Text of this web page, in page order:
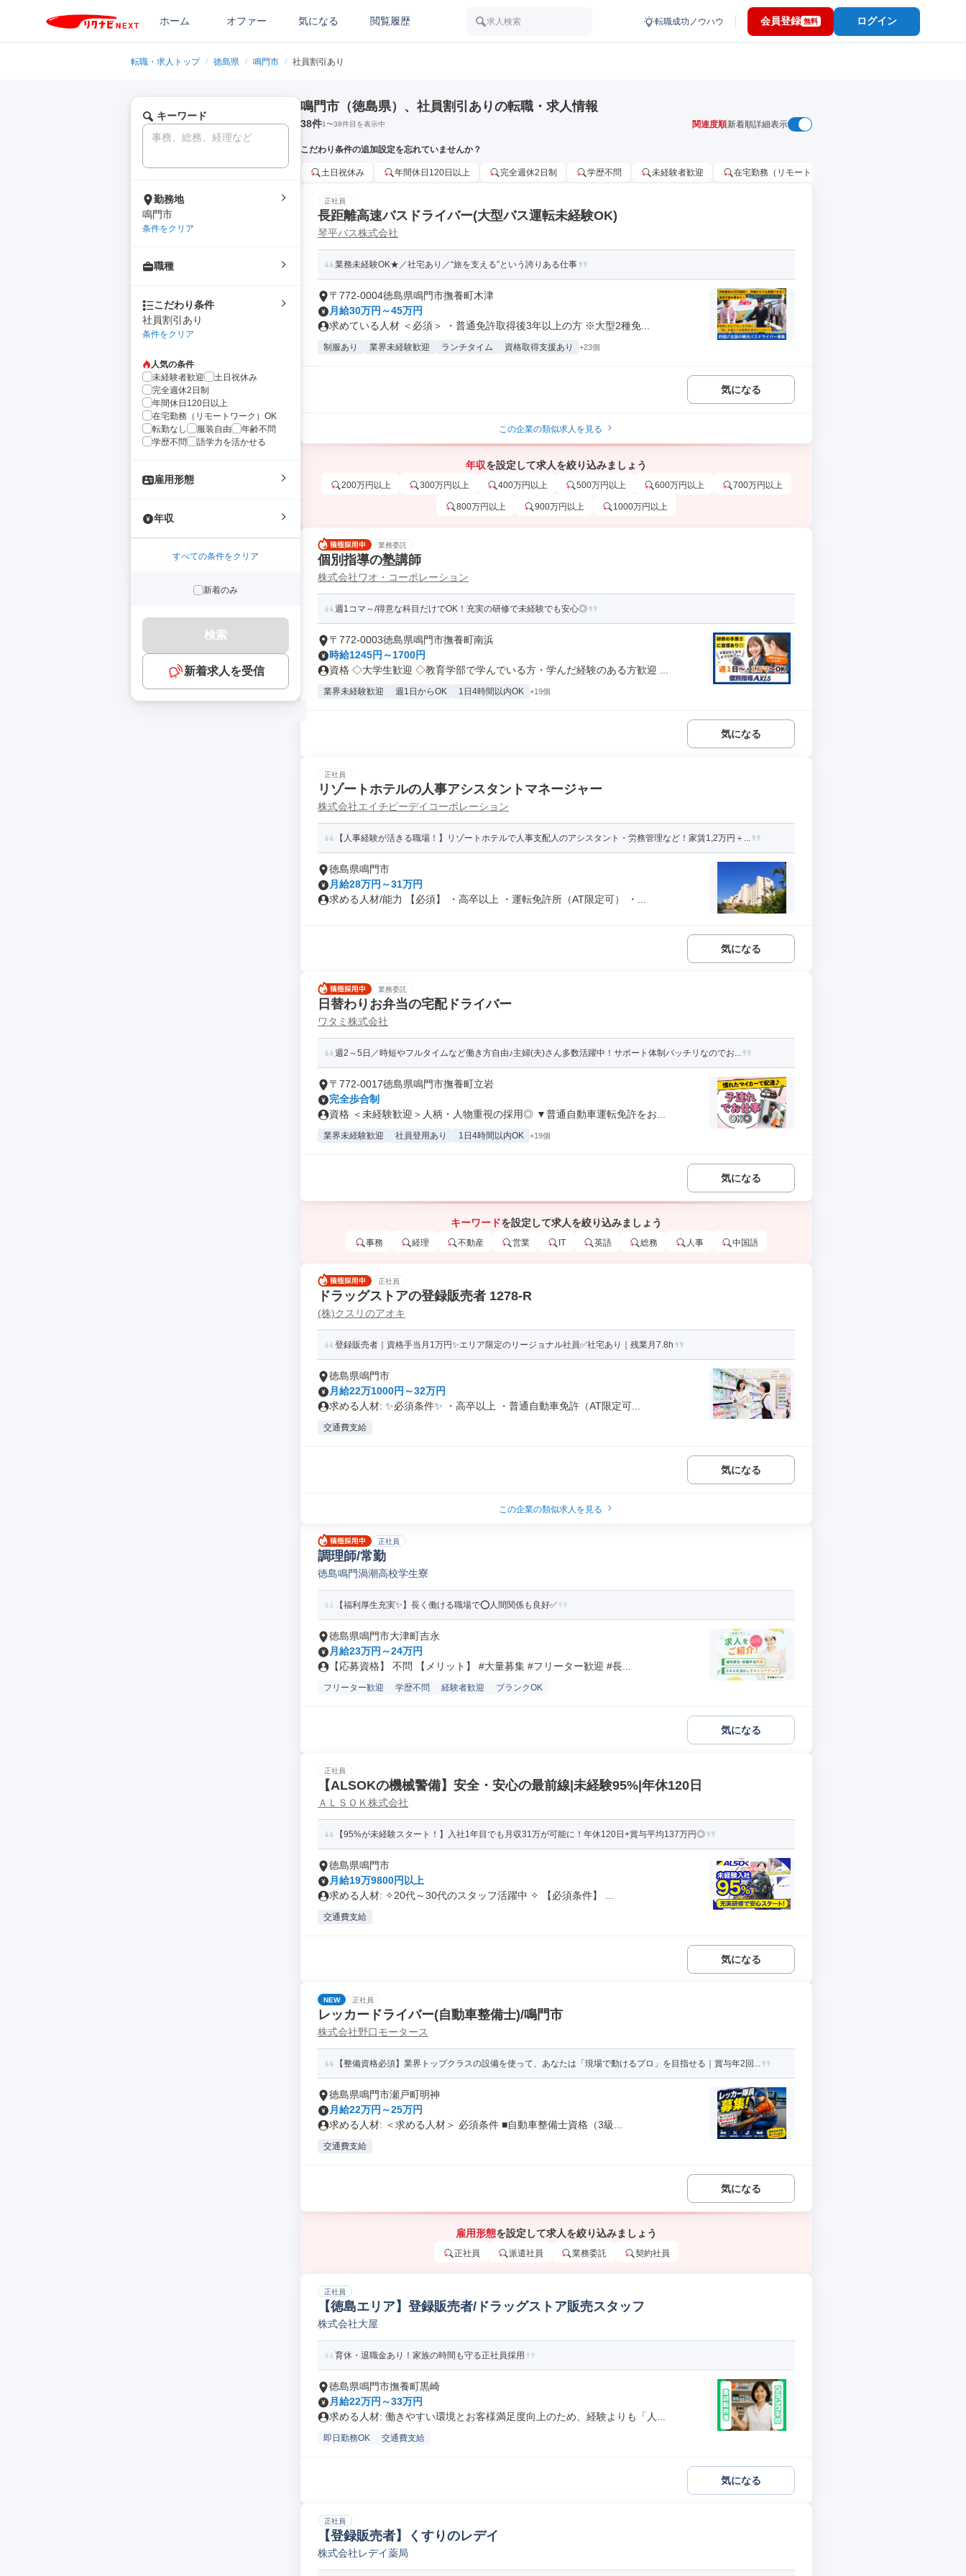
ホーム オファー 気になる 閲覧履歴 求人検索 転職成功ノウハウ 会員登録 無料 ログイン
転職・求人トップ / 徳島県 / 鳴門市 / 社員割引あり
キーワード
勤務地
鳴門市
条件をクリア
職種
こだわり条件
社員割引あり
条件をクリア
人気の条件
未経験者歓迎
土日祝休み
完全週休2日制
年間休日120日以上
在宅勤務（リモートワーク）OK
転勤なし
服装自由
年齢不問
学歴不問
語学力を活かせる
雇用形態
年収
すべての条件をクリア
新着のみ
検索
新着求人を受信
鳴門市（徳島県）、社員割引ありの転職・求人情報
38件1〜38件目を表示中 関連度順新着順詳細表示
こだわり条件の追加設定を忘れていませんか？
土日祝休み 年間休日120日以上 完全週休2日制 学歴不問 未経験者歓迎 在宅勤務（リモートワーク）OK
正社員
長距離高速バスドライバー(大型バス運転未経験OK)
琴平バス株式会社
業務未経験OK★／社宅あり／“旅を支える”という誇りある仕事
〒772-0004徳島県鳴門市撫養町木津
月給30万円～45万円
求めている人材 ＜必須＞ ・普通免許取得後3年以上の方 ※大型2種免...
制服あり 業界未経験歓迎 ランチタイム 資格取得支援あり +23個
気になる
この企業の類似求人を見る
年収を設定して求人を絞り込みましょう
200万円以上 300万円以上 400万円以上 500万円以上 600万円以上 700万円以上
800万円以上 900万円以上 1000万円以上
業務委託
個別指導の塾講師
株式会社ワオ・コーポレーション
週1コマ～/得意な科目だけでOK！充実の研修で未経験でも安心◎
〒772-0003徳島県鳴門市撫養町南浜
時給1245円～1700円
資格 ◇大学生歓迎 ◇教育学部で学んでいる方・学んだ経験のある方歓迎 ...
業界未経験歓迎 週1日からOK 1日4時間以内OK +19個
気になる
正社員
リゾートホテルの人事アシスタントマネージャー
株式会社エイチピーデイコーポレーション
【人事経験が活きる職場！】リゾートホテルで人事支配人のアシスタント・労務管理など！家賃1,2万円＋...
徳島県鳴門市
月給28万円～31万円
求める人材/能力 【必須】 ・高卒以上 ・運転免許所（AT限定可） ・...
気になる
業務委託
日替わりお弁当の宅配ドライバー
ワタミ株式会社
週2～5日／時短やフルタイムなど働き方自由♪主婦(夫)さん多数活躍中！サポート体制バッチリなのでお...
〒772-0017徳島県鳴門市撫養町立岩
完全歩合制
資格 ＜未経験歓迎＞人柄・人物重視の採用◎ ▼普通自動車運転免許をお...
業界未経験歓迎 社員登用あり 1日4時間以内OK +19個
気になる
キーワードを設定して求人を絞り込みましょう
事務 経理 不動産 営業 IT 英語 総務 人事 中国語
正社員
ドラッグストアの登録販売者 1278-R
(株)クスリのアオキ
登録販売者｜資格手当月1万円✨エリア限定のリージョナル社員✅社宅あり｜残業月7.8h
徳島県鳴門市
月給22万1000円～32万円
求める人材: ✨必須条件✨ ・高卒以上 ・普通自動車免許（AT限定可...
交通費支給
気になる
この企業の類似求人を見る
正社員
調理師/常勤
徳島鳴門渦潮高校学生寮
【福利厚生充実✨】長く働ける職場で⭕️人間関係も良好✅️
徳島県鳴門市大津町吉永
月給23万円～24万円
【応募資格】 不問 【メリット】 #大量募集 #フリーター歓迎 #長...
フリーター歓迎 学歴不問 経験者歓迎 ブランクOK
気になる
正社員
【ALSOKの機械警備】安全・安心の最前線|未経験95%|年休120日
ＡＬＳＯＫ株式会社
【95%が未経験スタート！】入社1年目でも月収31万が可能に！年休120日+賞与平均137万円◎
徳島県鳴門市
月給19万9800円以上
求める人材: ✧20代～30代のスタッフ活躍中 ✧ 【必須条件】 ...
交通費支給
気になる
NEW 正社員
レッカードライバー(自動車整備士)/鳴門市
株式会社野口モータース
【整備資格必須】業界トップクラスの設備を使って、あなたは「現場で動けるプロ」を目指せる｜賞与年2回...
徳島県鳴門市瀬戸町明神
月給22万円～25万円
求める人材: ＜求める人材＞ 必須条件 ■自動車整備士資格（3級...
交通費支給
気になる
雇用形態を設定して求人を絞り込みましょう
正社員 派遣社員 業務委託 契約社員
正社員
【徳島エリア】登録販売者/ドラッグストア販売スタッフ
株式会社大屋
育休・退職金あり！家族の時間も守る正社員採用
徳島県鳴門市撫養町黒崎
月給22万円～33万円
求める人材: 働きやすい環境とお客様満足度向上のため、経験よりも「人...
即日勤務OK 交通費支給
気になる
正社員
【登録販売者】くすりのレデイ
株式会社レデイ薬局